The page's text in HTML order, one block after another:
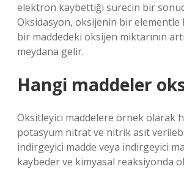
elektron kaybettiği sürecin bir
Oksidasyon, oksijenin bir elementle
bir maddedeki oksijen miktarının
meydana gelir.
Hangi maddeler
Oksitleyici maddelere örnek olarak
potasyum nitrat ve nitrik asit
indirgeyici madde veya indirgeyici
kaybeder ve kimyasal reaksiyonda